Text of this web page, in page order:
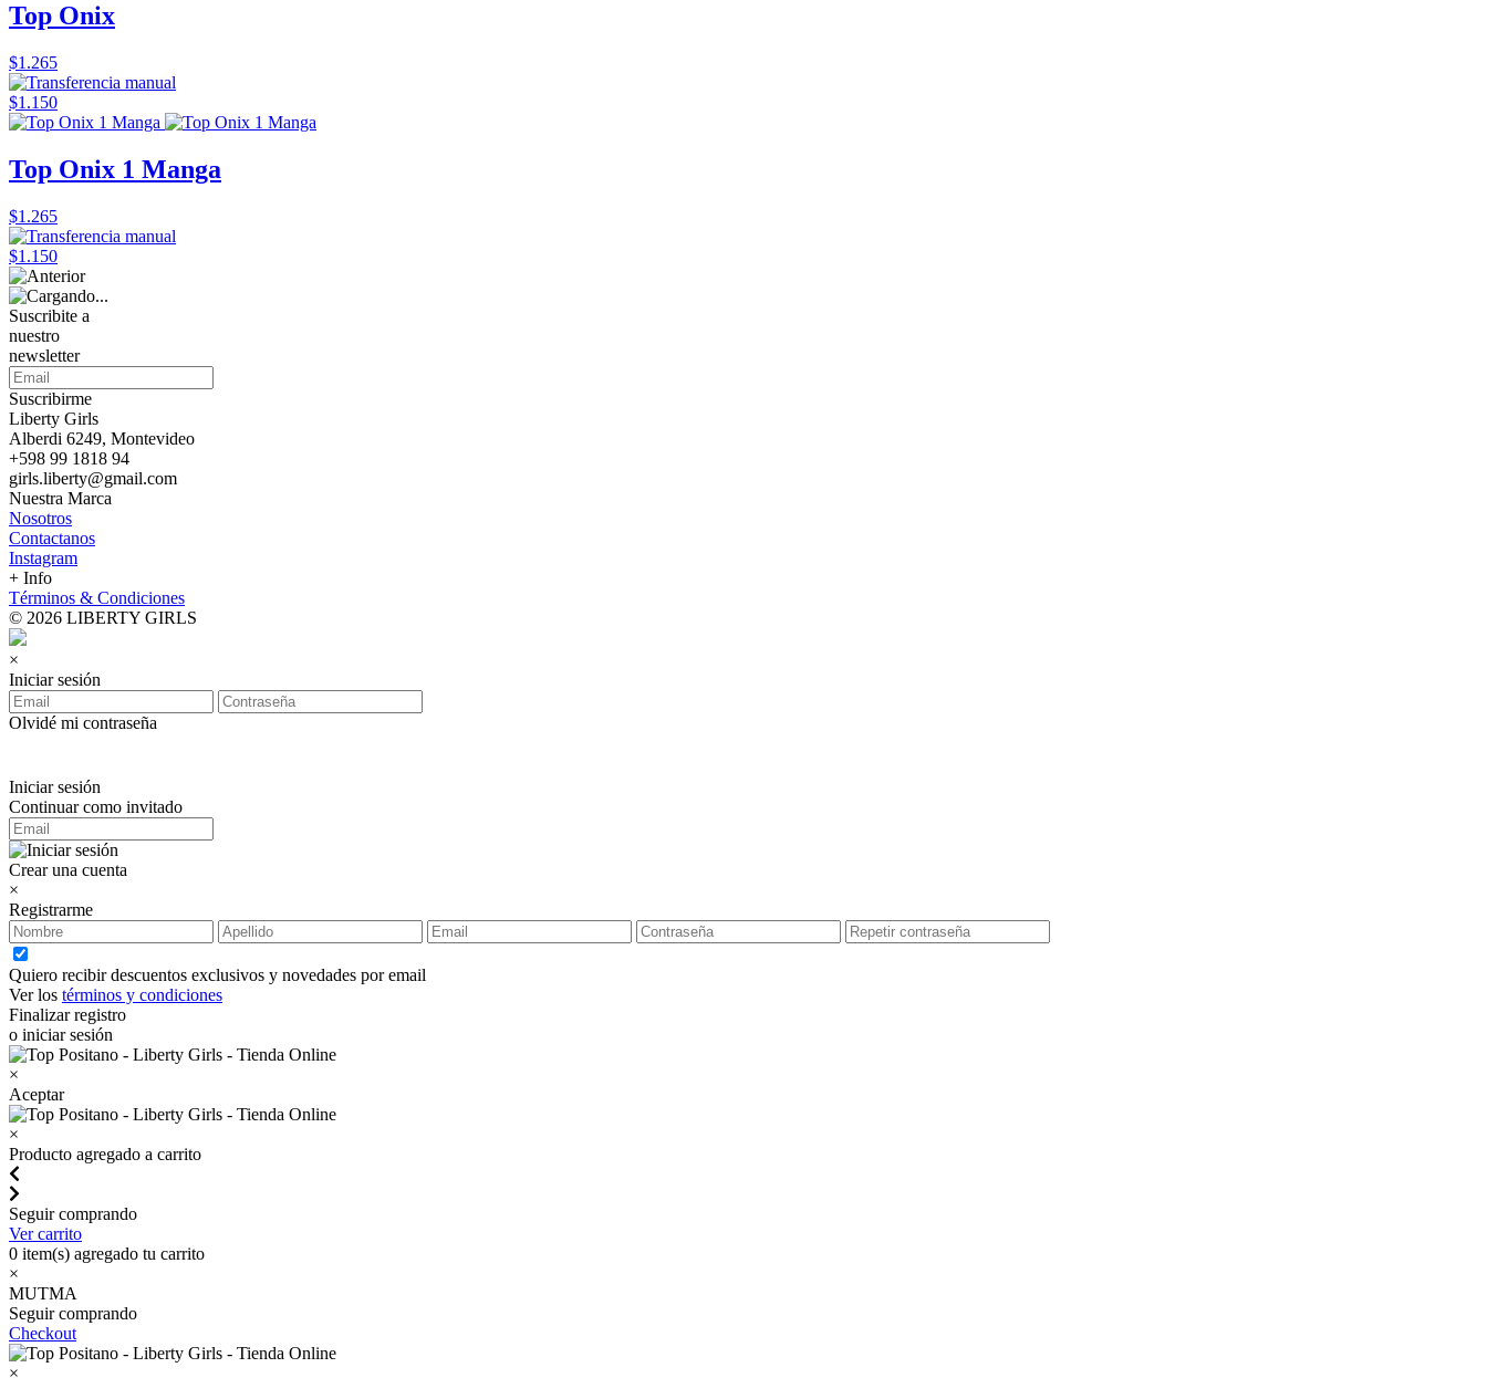
Top Onix
$1.265
$1.150
Top Onix 1 Manga
$1.265
$1.150
Suscribite a
nuestro
newsletter
Suscribirme
Liberty Girls
Alberdi 6249, Montevideo
+598 99 1818 94
girls.liberty@gmail.com
Nuestra Marca
Nosotros
Contactanos
Instagram
+ Info
Términos & Condiciones
© 2026 LIBERTY GIRLS
×
Iniciar sesión
Olvidé mi contraseña
Iniciar sesión
Continuar como invitado
Crear una cuenta
×
Registrarme
Quiero recibir descuentos exclusivos y novedades por email
Ver los términos y condiciones
Finalizar registro
o iniciar sesión
×
Aceptar
×
Producto agregado a carrito
Seguir comprando
Ver carrito
0 item(s) agregado tu carrito
×
MUTMA
Seguir comprando
Checkout
×